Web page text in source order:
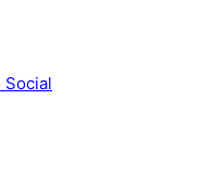
Social